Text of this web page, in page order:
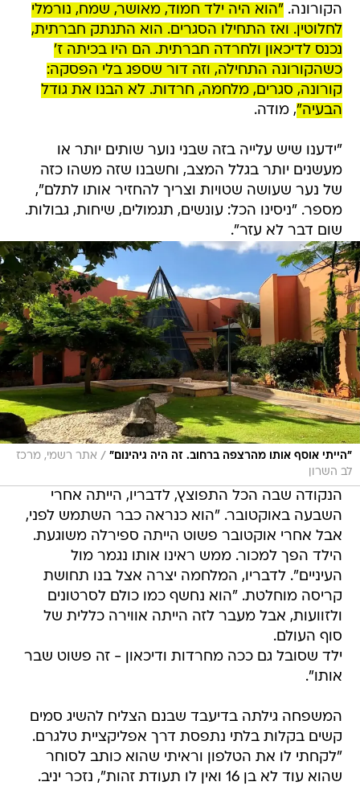
הקורונה. "הוא היה ילד חמוד, מאושר, שמח, נורמלי
לחלוטין. ואז התחילו הסגרים. הוא התנתק חברתית,
נכנס לדיכאון ולחרדה חברתית. הם היו בכיתה ז'
כשהקורונה התחילה, וזה דור שספג בלי הפסקה:
קורונה, סגרים, מלחמה, חרדות. לא הבנו את גודל
הבעיה", מודה.
"ידענו שיש עלייה בזה שבני נוער שותים יותר או
מעשנים יותר בגלל המצב, וחשבנו שזה משהו כזה
של נער שעושה שטויות וצריך להחזיר אותו לתלם",
מספר. "ניסינו הכל: עונשים, תגמולים, שיחות, גבולות.
שום דבר לא עזר".
"הייתי אוסף אותו מהרצפה ברחוב. זה היה גיהינום" / אתר רשמי, מרכז
לב השרון
הנקודה שבה הכל התפוצץ, לדבריו, הייתה אחרי
השבעה באוקטובר. "הוא כנראה כבר השתמש לפני,
אבל אחרי אוקטובר פשוט הייתה ספירלה משוגעת.
הילד הפך למכור. ממש ראינו אותו נגמר מול
העיניים". לדבריו, המלחמה יצרה אצל בנו תחושת
קריסה מוחלטת. "הוא נחשף כמו כולם לסרטונים
ולזוועות, אבל מעבר לזה הייתה אווירה כללית של
סוף העולם.
ילד שסובל גם ככה מחרדות ודיכאון - זה פשוט שבר
אותו".
המשפחה גילתה בדיעבד שבנם הצליח להשיג סמים
קשים בקלות בלתי נתפסת דרך אפליקציית טלגרם.
"לקחתי לו את הטלפון וראיתי שהוא כותב לסוחר
שהוא עוד לא בן 16 ואין לו תעודת זהות", נזכר יניב.